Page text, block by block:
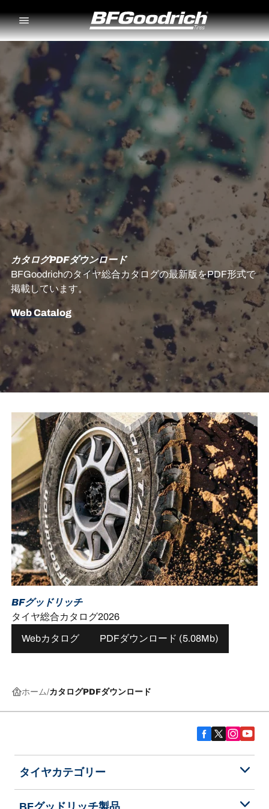
カタログPDFダウンロード
BFGoodrichのタイヤ総合カタログの最新版をPDF形式で
掲載しています。
Web Catalog
BFグッドリッチ
タイヤ総合カタログ2026
Webカタログ PDFダウンロード (5.08Mb)
ホーム カタログPDFダウンロード
タイヤカテゴリー
BFグッドリッチ製品